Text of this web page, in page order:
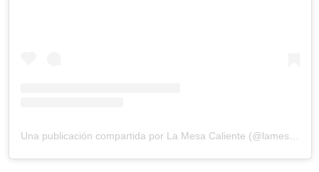
Una publicación compartida por La Mesa Caliente (@lamesacaliente)